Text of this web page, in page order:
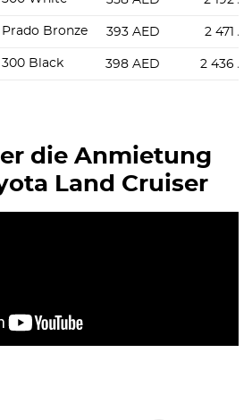
Prado Bronze 393 AED 2 471
300 Black 398 AED 2 436
die Anmietung
Land Cruiser